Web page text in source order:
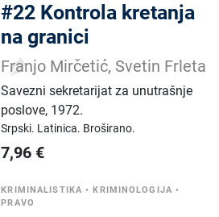
#22 Kontrola kretanja
na granici
Franjo Mirčetić, Svetin Frleta
Savezni sekretarijat za unutrašnje
poslove, 1972.
Srpski. Latinica. Broširano.
7,96 €
KRIMINALISTIKA •KRIMINOLOGIJA •
PRAVO